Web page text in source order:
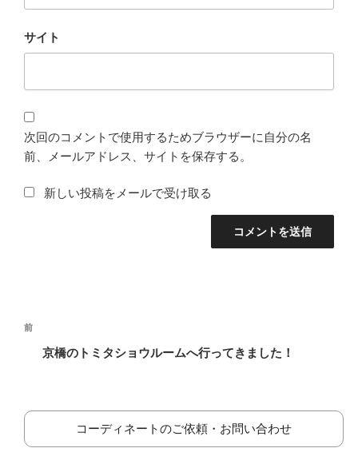
サイト
次回のコメントで使用するためブラウザーに自分の名
前、メールアドレス、サイトを保存する。
新しい投稿をメールで受け取る
投
ゲ
シ
前
前
京橋のトミタショウルームへ行ってきました！
コーディネートのご依頼・お問い合わせ